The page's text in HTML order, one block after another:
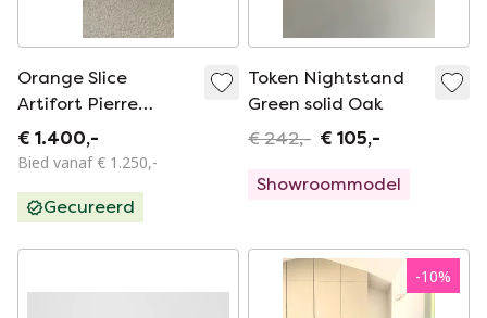
Orange Slice
Artifort Pierre
Paulin
€ 1.400,-
Bied vanaf € 1.250,-
Gecureerd
Token Nightstand
Green solid Oak
€ 242,- € 105,-
Showroommodel
-10%